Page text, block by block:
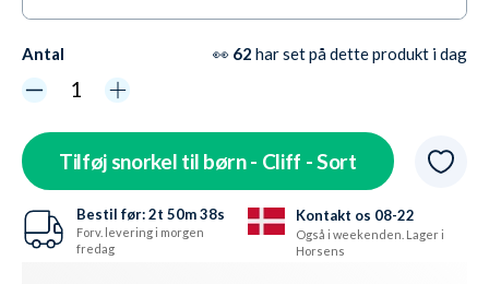
Antal 👀 62 har set på dette produkt i dag
Tilføj snorkel til børn - Cliff - Sort
Bestil før: 2t 50m37s
Forv. levering i morgen
fredag
Kontakt os 08-22
Også i weekenden. Lager i
Horsens